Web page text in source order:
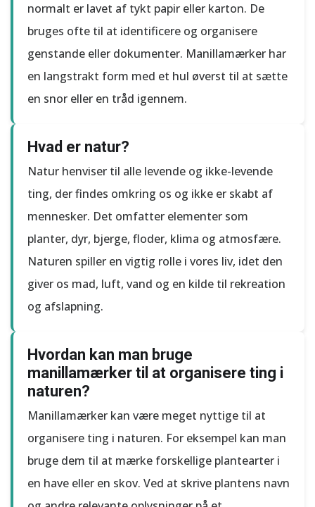
normalt er lavet af tykt papir eller karton. De
bruges ofte til at identificere og organisere
genstande eller dokumenter. Manillamærker har
en langstrakt form med et hul øverst til at sætte
en snor eller en tråd igennem.
Hvad er natur?
Natur henviser til alle levende og ikke-levende
ting, der findes omkring os og ikke er skabt af
mennesker. Det omfatter elementer som
planter, dyr, bjerge, floder, klima og atmosfære.
Naturen spiller en vigtig rolle i vores liv, idet den
giver os mad, luft, vand og en kilde til rekreation
og afslapning.
Hvordan kan man bruge
manillamærker til at organisere ting i
naturen?
Manillamærker kan være meget nyttige til at
organisere ting i naturen. For eksempel kan man
bruge dem til at mærke forskellige plantearter i
en have eller en skov. Ved at skrive plantens navn